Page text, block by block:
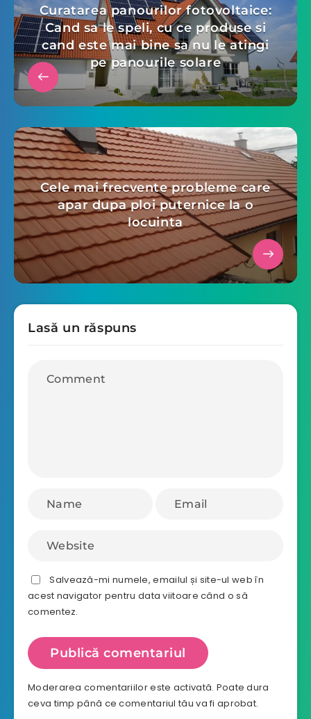
Curatarea panourilor fotovoltaice:
Cand sa le speli, cu ce produse si
cand este mai bine sa nu le atingi
pe panourile solare
Cele mai frecvente probleme care
apar dupa ploi puternice la o
locuinta
Lasă un răspuns
Salvează-mi numele, emailul și site-ul web în
acest navigator pentru data viitoare când o să
comentez.
Moderarea comentariilor este activată. Poate dura
ceva timp până ce comentariul tău va fi aprobat.